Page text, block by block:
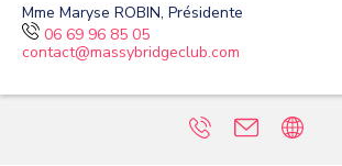
Mme Maryse ROBIN, Présidente
06 69 96 85 05
contact@massybridgeclub.com